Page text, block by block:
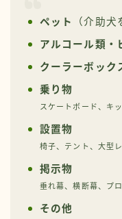
ペット （介助犬
アルコール類・
クーラーボック
乗り物
スケートボード、キ
設置物
椅子、テント、大型
掲示物
垂れ幕、横断幕、プ
その他